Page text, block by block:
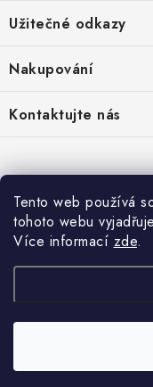
Tento web používá
tohoto webu
Více informací zde.
p
a
Užitečné odkazy
Obchodní podmínky
Provizní systém
Partner stránek: Super
Nakupování
Časté otázky
Podmínky akce 2 + 1
Kontaktujte nás